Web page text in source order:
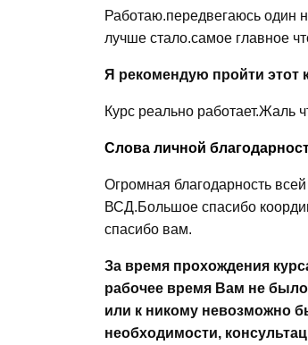
Работаю.передвегаюсь один
лучше стало.самое главное
Я рекомендую пройти этот
Курс реально работает.Жаль
Слова личной
Огромная благодарность
ВСД.Большое спасибо
спасибо вам.
За время прохождения
рабочее время Вам не
или к никому невозможно
необходимости,